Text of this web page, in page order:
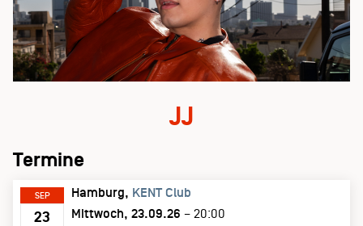
JJ
Termine
SEP
23
Hamburg
KENT Club
Mittwoch, 23.09.26 – 20:00